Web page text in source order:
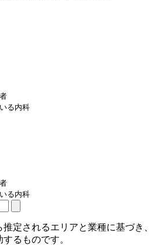
る内科
る内科
定されるエリアと業種に基づき、
るものです。